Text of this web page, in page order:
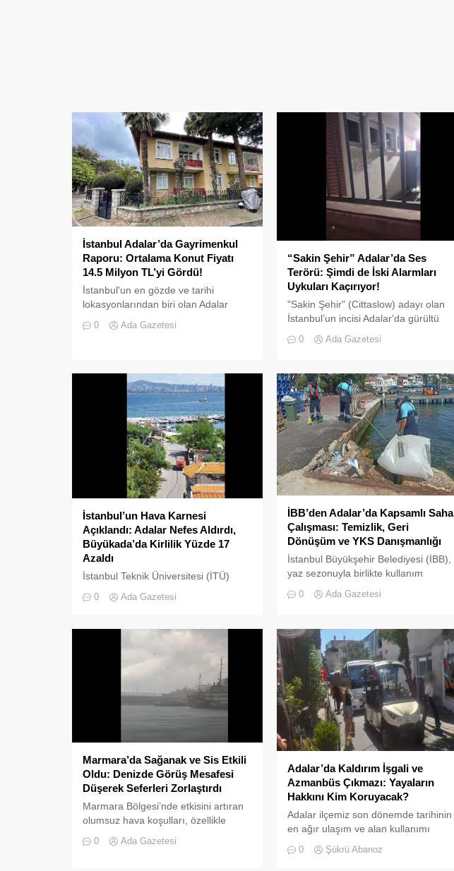
İstanbul Adalar’da Gayrimenkul
Raporu: Ortalama Konut Fiyatı
14.5 Milyon TL’yi Gördü!
İstanbul'un en gözde ve tarihi
lokasyonlarından biri olan Adalar
ilçesinde, gayrimenkul piyasasındaki
hareketlilik dikkat çekiyor.
0 Ada Gazetesi
“Sakin Şehir” Adalar’da Ses
Terörü: Şimdi de İski Alarmları
Uykuları Kaçırıyor!
"Sakin Şehir" (Cittaslow) adayı olan
İstanbul’un incisi Adalar'da gürültü
0 Ada Gazetesi
İstanbul’un Hava Karnesi
Açıklandı: Adalar Nefes Aldırdı,
Büyükada’da Kirlilik Yüzde 17
Azaldı
İstanbul Teknik Üniversitesi (İTÜ)
göre, megakentin havası geçen yıla
0 Ada Gazetesi
İBB’den Adalar’da Kapsamlı Saha
Çalışması: Temizlik, Geri
Dönüşüm ve YKS Danışmanlığı
İstanbul Büyükşehir Belediyesi (İBB),
yaz sezonuyla birlikte kullanım
yoğunluğunun arttığı Adalar
genelinde çevre koruma ve sosyal
sürdürüyor.
0 Ada Gazetesi
Marmara’da Sağanak ve Sis Etkili
Oldu: Denizde Görüş Mesafesi
Düşerek Seferleri Zorlaştırdı
Marmara Bölgesi’nde etkisini artıran
olumsuz hava koşulları, özellikle
deniz ulaşımında ve kıyı kesimlerinde
zorlu anların yaşanmasına neden
0 Ada Gazetesi
Adalar’da Kaldırım İşgali ve
Azmanbüs Çıkmazı: Yayaların
Hakkını Kim Koruyacak?
Adalar ilçemiz son dönemde tarihinin
en ağır ulaşım ve alan kullanımı
0 Şükrü Abanoz